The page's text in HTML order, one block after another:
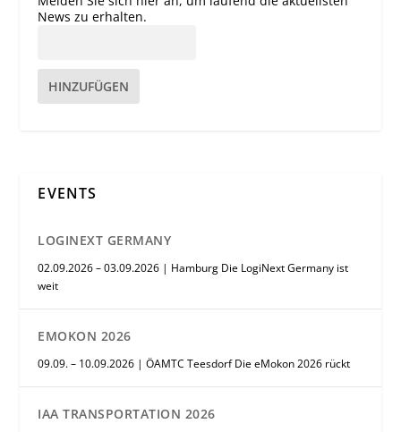
News zu erhalten.
HINZUFÜGEN
EVENTS
LOGINEXT GERMANY
02.09.2026 – 03.09.2026 | Hamburg Die LogiNext Germany ist
weit
EMOKON 2026
09.09. – 10.09.2026 | ÖAMTC Teesdorf Die eMokon 2026 rückt
IAA TRANSPORTATION 2026